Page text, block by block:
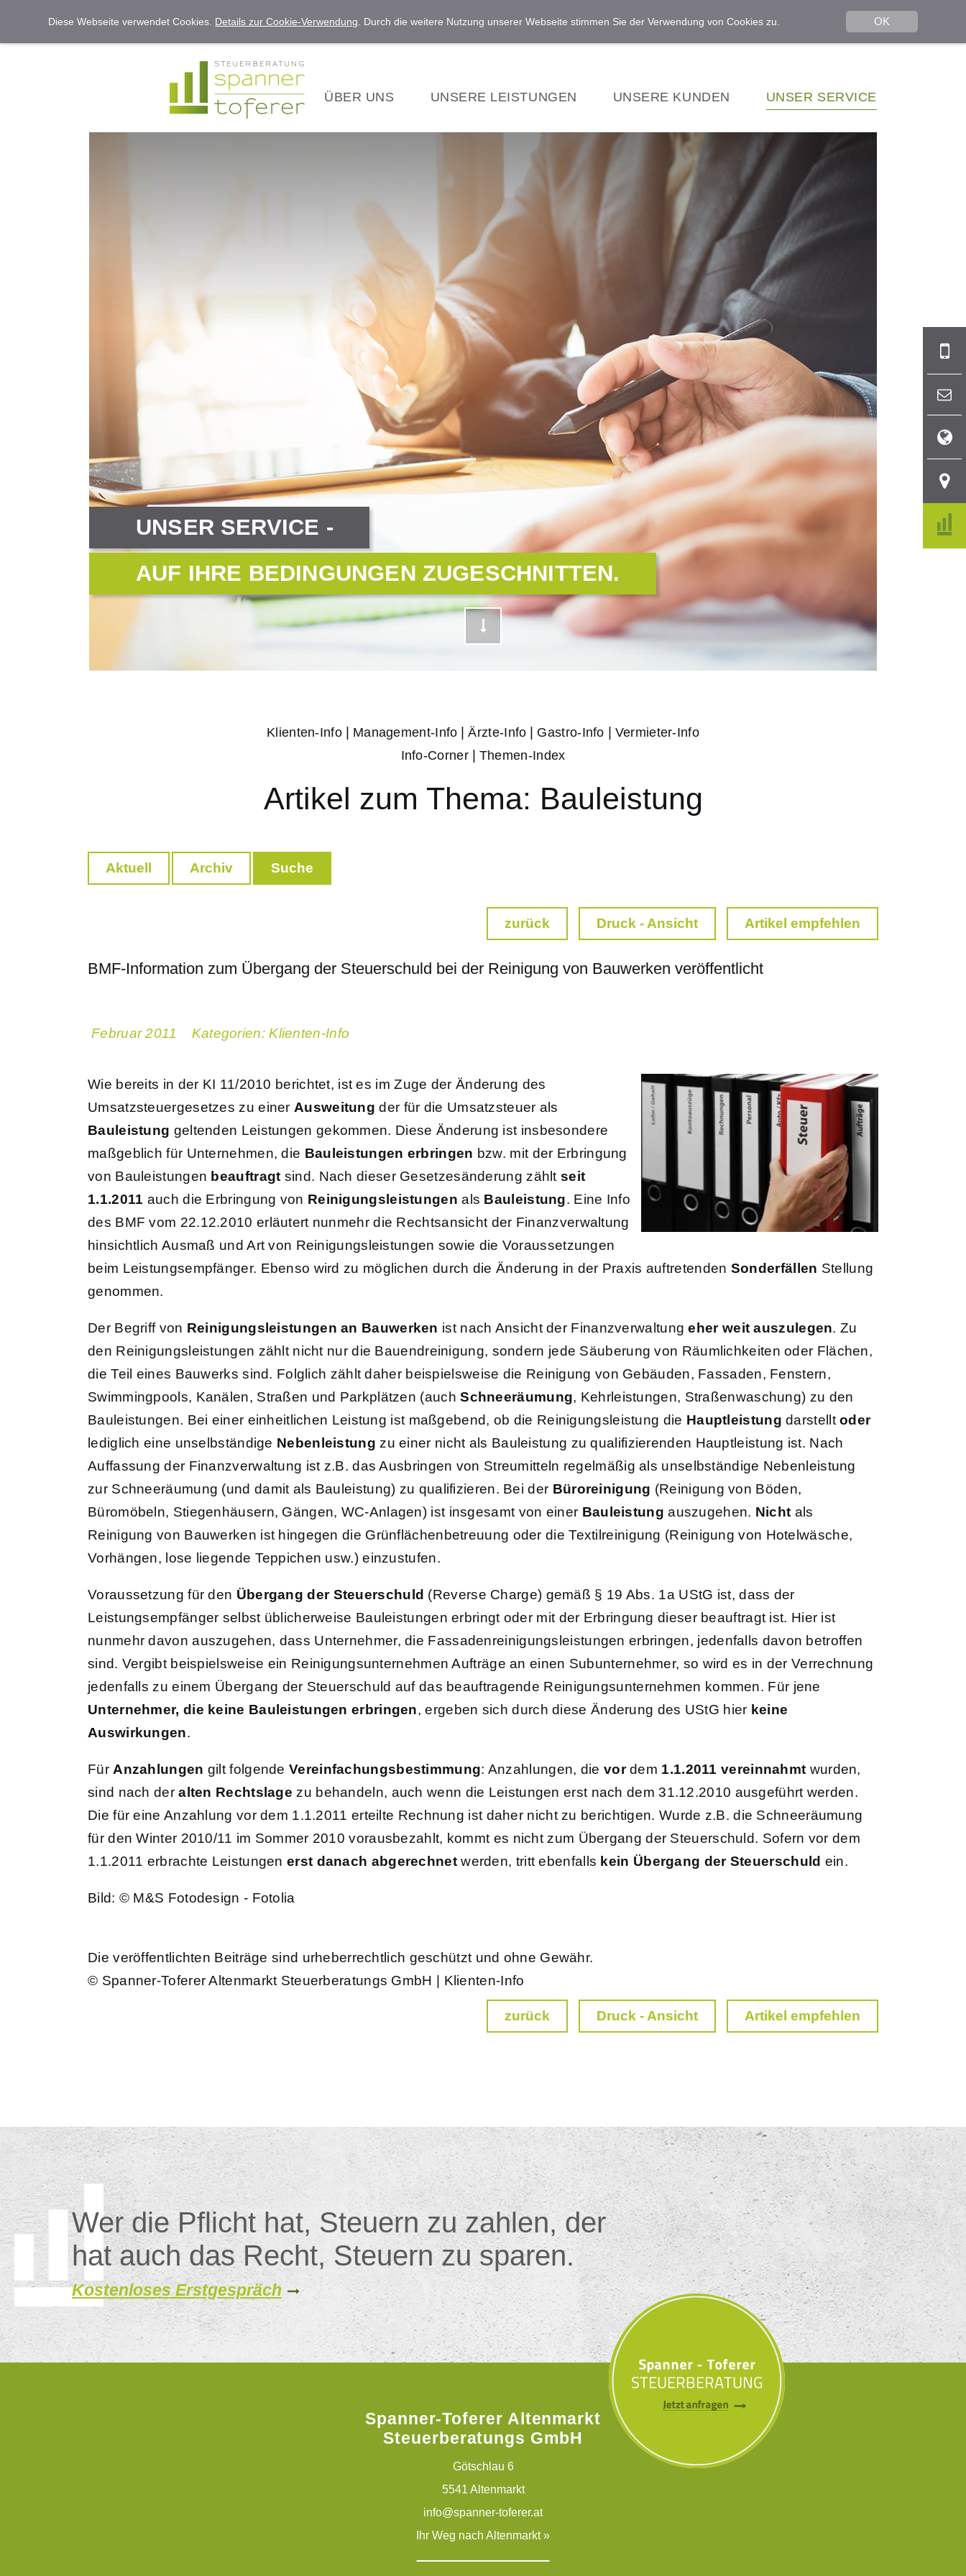
Diese Webseite verwendet Cookies. Details zur Cookie-Verwendung . Durch die weitere Nutzung unserer Webseite stimmen Sie der Verwendung von Cookies zu. OK
ÜBER UNS UNSERE LEISTUNGEN UNSERE KUNDEN UNSER SERVICE
UNSER SERVICE -
AUF IHRE BEDINGUNGEN ZUGESCHNITTEN.
Klienten-Info| Management-Info |Ärzte-Info Gastro-Info
Vermieter-Info
Info-Corner| Themen-Index
Artikel zum Thema: Bauleistung
Aktuell Archiv Suche
zurück Druck - Ansicht Artikel empfehlen
BMF-Information zum Übergang der Steuerschuld bei der Reinigung von Bauwerken veröffentlicht
Februar 2011 Kategorien:Klienten-Info
Wie bereits in der KI 11/2010 berichtet, ist es im Zuge der Änderung des
Umsatzsteuergesetzes zu einer Ausweitung der für die Umsatzsteuer als
Bauleistung geltenden Leistungen gekommen. Diese Änderung ist insbesondere
maßgeblich für Unternehmen, die Bauleistungen erbringen bzw. mit der Erbringung
von Bauleistungen beauftragt sind. Nach dieser Gesetzesänderung zähltseit
1.1.2011 auch die Erbringung von Reinigungsleistungen als Bauleistung. Eine Info
des BMF vom 22.12.2010 erläutert nunmehr die Rechtsansicht der Finanzverwaltung
hinsichtlich Ausmaß und Art von Reinigungsleistungen sowie die Voraussetzungen
beim Leistungsempfänger. Ebenso wird zu möglichen durch die Änderung in der Praxis auftretenden Sonderfällen Stellung
genommen.
Der Begriff von Reinigungsleistungen an Bauwerken ist nach Ansicht der Finanzverwaltungeher weit auszulegen. Zu
den Reinigungsleistungen zählt nicht nur die Bauendreinigung, sondern jede Säuberung von Räumlichkeiten oder Flächen,
die Teil eines Bauwerks sind. Folglich zählt daher beispielsweise die Reinigung von Gebäuden, Fassaden, Fenstern,
Swimmingpools, Kanälen, Straßen und Parkplätzen (auchSchneeräumung, Kehrleistungen, Straßenwaschung) zu den
Bauleistungen. Bei einer einheitlichen Leistung ist maßgebend, ob die Reinigungsleistung die Hauptleistung darstelltoder
lediglich eine unselbständige Nebenleistung zu einer nicht als Bauleistung zu qualifizierenden Hauptleistung ist. Nach
Auffassung der Finanzverwaltung ist z.B. das Ausbringen von Streumitteln regelmäßig als unselbständige Nebenleistung
zur Schneeräumung (und damit als Bauleistung) zu qualifizieren. Bei der Büroreinigung (Reinigung von Böden,
Büromöbeln, Stiegenhäusern, Gängen, WC-Anlagen) ist insgesamt von einer Bauleistung auszugehen. Nicht als
Reinigung von Bauwerken ist hingegen die Grünflächenbetreuung oder die Textilreinigung (Reinigung von Hotelwäsche,
Vorhängen, lose liegende Teppichen usw.) einzustufen.
Voraussetzung für den Übergang der Steuerschuld (Reverse Charge) gemäß § 19 Abs. 1a UStG ist, dass der
Leistungsempfänger selbst üblicherweise Bauleistungen erbringt oder mit der Erbringung dieser beauftragt ist. Hier ist
nunmehr davon auszugehen, dass Unternehmer, die Fassadenreinigungsleistungen erbringen, jedenfalls davon betroffen
sind. Vergibt beispielsweise ein Reinigungsunternehmen Aufträge an einen Subunternehmer, so wird es in der Verrechnung
jedenfalls zu einem Übergang der Steuerschuld auf das beauftragende Reinigungsunternehmen kommen. Für jene
Unternehmer, die keine Bauleistungen erbringen, ergeben sich durch diese Änderung des UStG hier keine
Auswirkungen.
Für Anzahlungen gilt folgendeVereinfachungsbestimmung: Anzahlungen, die vordem 1.1.2011 vereinnahmt wurden,
sind nach deralten Rechtslage zu behandeln, auch wenn die Leistungen erst nach dem 31.12.2010 ausgeführt werden.
Die für eine Anzahlung vor dem 1.1.2011 erteilte Rechnung ist daher nicht zu berichtigen. Wurde z.B. die Schneeräumung
für den Winter 2010/11 im Sommer 2010 vorausbezahlt, kommt es nicht zum Übergang der Steuerschuld. Sofern vor dem
1.1.2011 erbrachte Leistungenerst danach abgerechnetwerden, tritt ebenfalls kein Übergang der Steuerschuld ein.
Bild: © M&S Fotodesign - Fotolia
Die veröffentlichten Beiträge sind urheberrechtlich geschützt und ohne Gewähr.
© Spanner-Toferer Altenmarkt Steuerberatungs GmbH | Klienten-Info
zurück Druck - Ansicht Artikel empfehlen
Wer die Pflicht hat, Steuern zu zahlen, der
hat auch das Recht, Steuern zu sparen.
Kostenloses Erstgespräch
Spanner-Toferer Altenmarkt
Steuerberatungs GmbH
Götschlau 6
5541 Altenmarkt
info@spanner-toferer.at
Ihr Weg nach Altenmarkt »